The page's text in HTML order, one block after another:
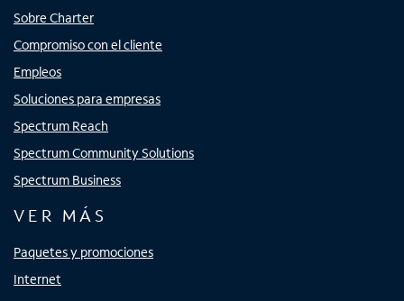
Sobre Charter
Compromiso con el cliente
Empleos
Soluciones para empresas
Spectrum Reach
Spectrum Community Solutions
Spectrum Business
VER MÁS
Paquetes y promociones
Internet